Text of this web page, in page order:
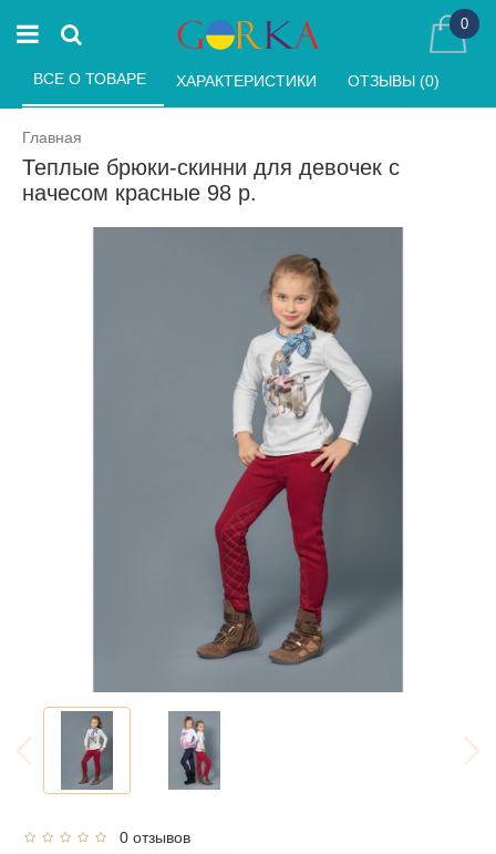
0
Главная
Теплые брюки-скинни для девочек с
начесом красные 98 р.
ВСЕ О ТОВАРЕ ХАРАКТЕРИСТИКИ ОТЗЫВЫ (0)
0 отзывов